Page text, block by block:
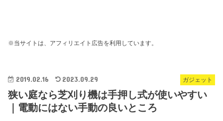
※当サイトは、アフィリエイト広告を利用しています。
ガジェット
2019.02.16 2023.09.29
狭い庭なら芝刈り機は手押し式が使いやすい
｜電動にはない手動の良いところ